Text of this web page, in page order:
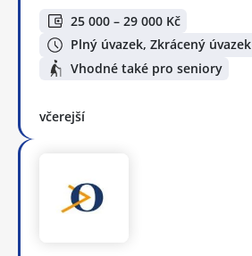
25 000 – 29 000 Kč
Plný úvazek, Zkrácený úvazek
Vhodné také pro seniory
včerejší